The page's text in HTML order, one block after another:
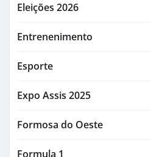
Eleições 2026
Entrenenimento
Esporte
Expo Assis 2025
Formosa do Oeste
Formula 1